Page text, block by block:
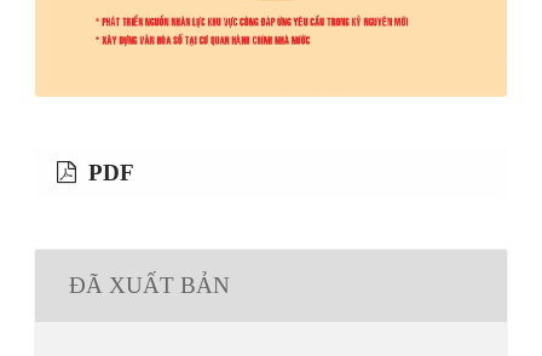
PDF
ĐÃ XUẤT BẢN